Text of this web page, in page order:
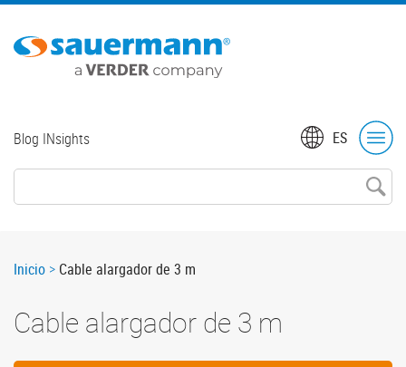
Skip
main
ES
Top
Blog INsights
Breadcrumb
Inicio Cable alargador de 3 m
Cable alargador de 3 m